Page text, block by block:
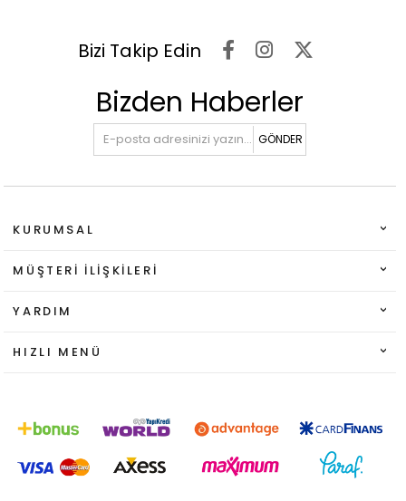
Bizi Takip Edin
Bizden Haberler
GÖNDER
KURUMSAL
MÜŞTERI İLIŞKILERI
YARDIM
HIZLI MENÜ